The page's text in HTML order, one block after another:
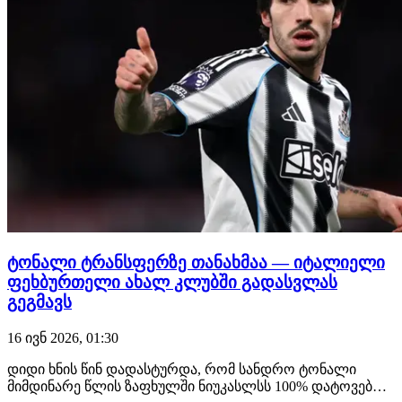
ტონალი ტრანსფერზე თანახმაა — იტალიელი
ფეხბურთელი ახალ კლუბში გადასვლას
გეგმავს
16 ივნ 2026, 01:30
დიდი ხნის წინ დადასტურდა, რომ სანდრო ტონალი
მიმდინარე წლის ზაფხულში ნიუკასლსს 100% დატოვებდა